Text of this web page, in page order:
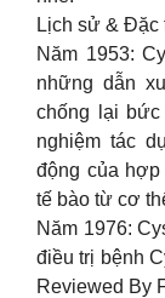
Lịch sử & Đặc
Năm 1953:
những dẫn
chống lại
nghiệm tác
động của
tế bào từ cơ
Năm 1976:
điều trị bệnh
Reviewed By